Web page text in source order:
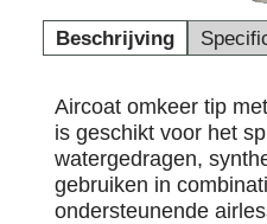
Beschrijving
Aircoat omkeer tip
is geschikt voor het
watergedragen,
gebruiken in
ondersteunende